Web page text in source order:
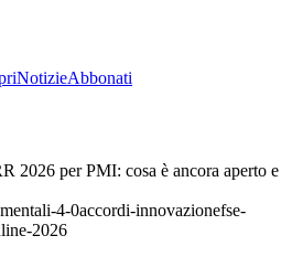
NotizieAbbonati
2026 per PMI: cosa è ancora aperto e
4-0accordi-innovazionefse-
2026